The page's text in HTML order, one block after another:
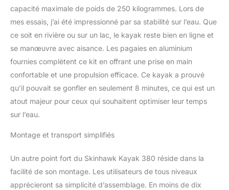
capacité maximale de poids de 250 kilogrammes. Lors de
mes essais, j’ai été impressionné par sa stabilité sur l’eau. Que
ce soit en rivière ou sur un lac, le kayak reste bien en ligne et
se manœuvre avec aisance. Les pagaies en aluminium
fournies complètent ce kit en offrant une prise en main
confortable et une propulsion efficace. Ce kayak a prouvé
qu’il pouvait se gonfler en seulement 8 minutes, ce qui est un
atout majeur pour ceux qui souhaitent optimiser leur temps
sur l’eau.
Montage et transport simplifiés
Un autre point fort du Skinhawk Kayak 380 réside dans la
facilité de son montage. Les utilisateurs de tous niveaux
apprécieront sa simplicité d’assemblage. En moins de dix